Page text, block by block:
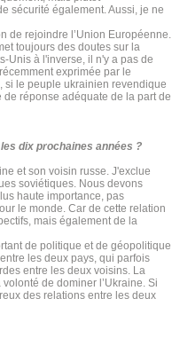
sécurité également. Aussi, je ne
de rejoindre l’Union Européenne.
toujours des doutes sur la
Unis à l'inverse, il n'y a pas de
exprimée par le
si le peuple ukrainien revendique
réponse adéquate de la part de
dix prochaines années ?
et son voisin russe. J'exclue
soviétiques. Nous devons
haute importance, pas
le monde. Car de cette relation
mais également de la
de politique et de géopolitique
les deux pays, qui parfois
entre les deux voisins. La
de dominer l’Ukraine. Si
des relations entre les deux